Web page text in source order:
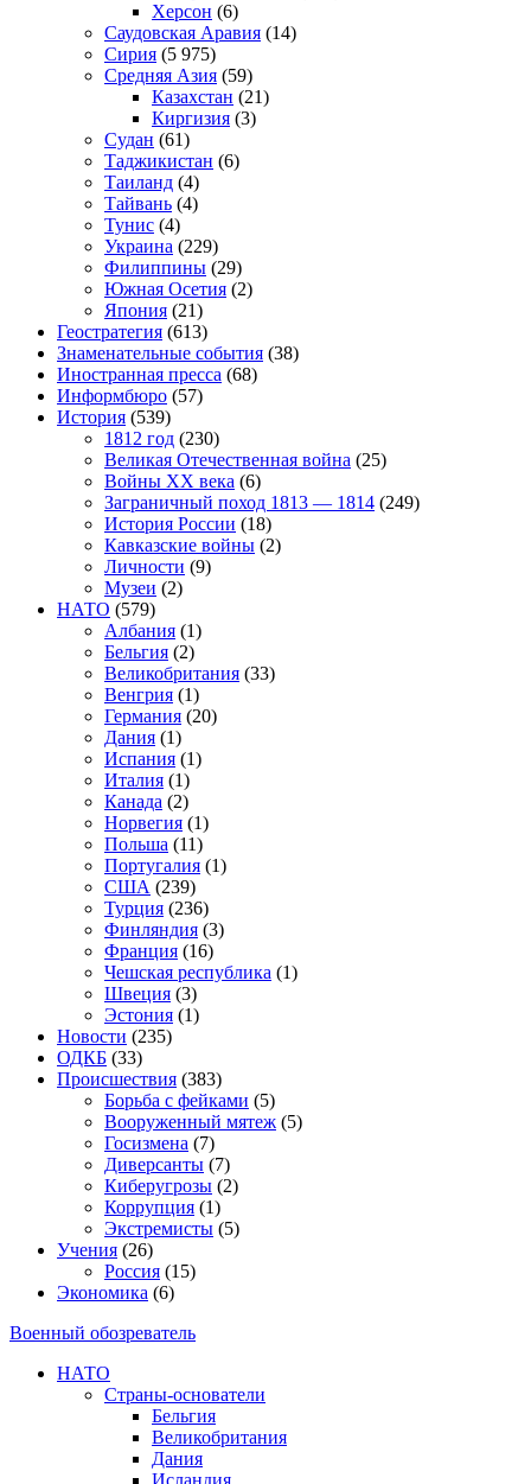
Херсон (6)
Саудовская Аравия (14)
Сирия (5 975)
Средняя Азия (59)
Казахстан (21)
Киргизия (3)
Судан (61)
Таджикистан (6)
Таиланд (4)
Тайвань (4)
Тунис (4)
Украина (229)
Филиппины (29)
Южная Осетия (2)
Япония (21)
Геостратегия (613)
Знаменательные события (38)
Иностранная пресса (68)
Информбюро (57)
История (539)
1812 год (230)
Великая Отечественная война (25)
Войны XX века (6)
Заграничный поход 1813 — 1814 (249)
История России (18)
Кавказские войны (2)
Личности (9)
Музеи (2)
НАТО (579)
Албания (1)
Бельгия (2)
Великобритания (33)
Венгрия (1)
Германия (20)
Дания (1)
Испания (1)
Италия (1)
Канада (2)
Норвегия (1)
Польша (11)
Португалия (1)
США (239)
Турция (236)
Финляндия (3)
Франция (16)
Чешская республика (1)
Швеция (3)
Эстония (1)
Новости (235)
ОДКБ (33)
Происшествия (383)
Борьба с фейками (5)
Вооруженный мятеж (5)
Госизмена (7)
Диверсанты (7)
Киберугрозы (2)
Коррупция (1)
Экстремисты (5)
Учения (26)
Россия (15)
Экономика (6)
Военный обозреватель
НАТО
Страны-основатели
Бельгия
Великобритания
Дания